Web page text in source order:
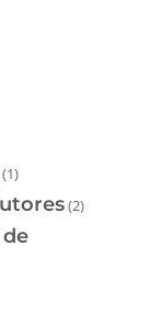
(1)
(2)